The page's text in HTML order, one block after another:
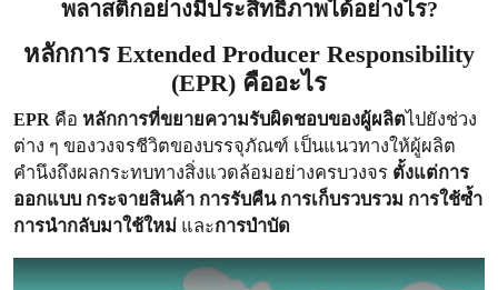
พลาสติกอย่างมีประสิทธิภาพได้อย่างไร?
หลักการ Extended Producer Responsibility
(EPR) คืออะไร
EPR คือ หลักการที่ขยายความรับผิดชอบของผู้ผลิตไปยังช่วง
ต่าง ๆ ของวงจรชีวิตของบรรจุภัณฑ์ เป็นแนวทางให้ผู้ผลิต
คำนึงถึงผลกระทบทางสิ่งแวดล้อมอย่างครบวงจร ตั้งแต่การ
ออกแบบ กระจายสินค้า​ การรับคืน การเก็บรวบรวม การใช้ซ้ำ
การนำกลับมาใช้ใหม่ และการบำบัด